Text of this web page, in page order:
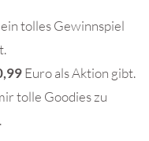
tolles Gewinnspiel
Euro als Aktion gibt.
tolle Goodies zu